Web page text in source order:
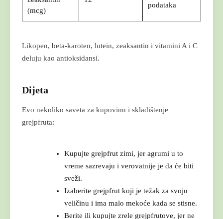
(mcg)
podataka
Likopen, beta-karoten, lutein, zeaksantin i vitamini A i C
deluju kao antioksidansi.
Dijeta
Evo nekoliko saveta za kupovinu i skladištenje
grejpfruta:
Kupujte grejpfrut zimi, jer agrumi u to
vreme sazrevaju i verovatnije je da će biti
sveži.
Izaberite grejpfrut koji je težak za svoju
veličinu i ima malo mekoće kada se stisne.
Berite ili kupujte zrele grejpfrutove, jer ne